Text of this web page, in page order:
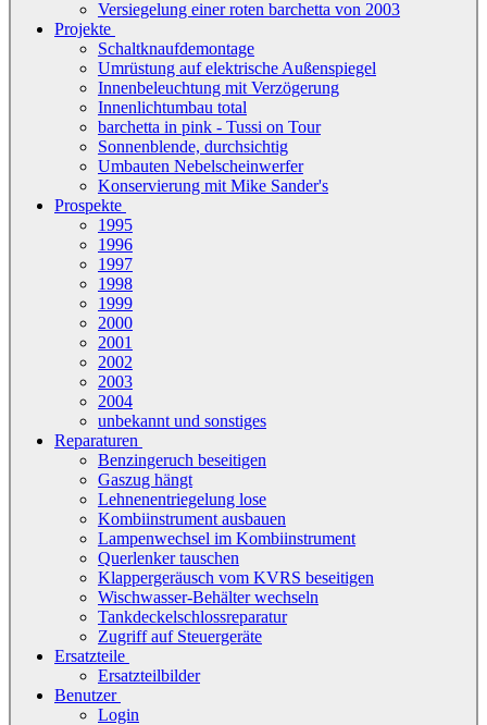
Versiegelung einer roten barchetta von 2003
Projekte
Schaltknaufdemontage
Umrüstung auf elektrische Außenspiegel
Innenbeleuchtung mit Verzögerung
Innenlichtumbau total
barchetta in pink - Tussi on Tour
Sonnenblende, durchsichtig
Umbauten Nebelscheinwerfer
Konservierung mit Mike Sander's
Prospekte
1995
1996
1997
1998
1999
2000
2001
2002
2003
2004
unbekannt und sonstiges
Reparaturen
Benzingeruch beseitigen
Gaszug hängt
Lehnenentriegelung lose
Kombiinstrument ausbauen
Lampenwechsel im Kombiinstrument
Querlenker tauschen
Klappergeräusch vom KVRS beseitigen
Wischwasser-Behälter wechseln
Tankdeckelschlossreparatur
Zugriff auf Steuergeräte
Ersatzteile
Ersatzteilbilder
Benutzer
Login